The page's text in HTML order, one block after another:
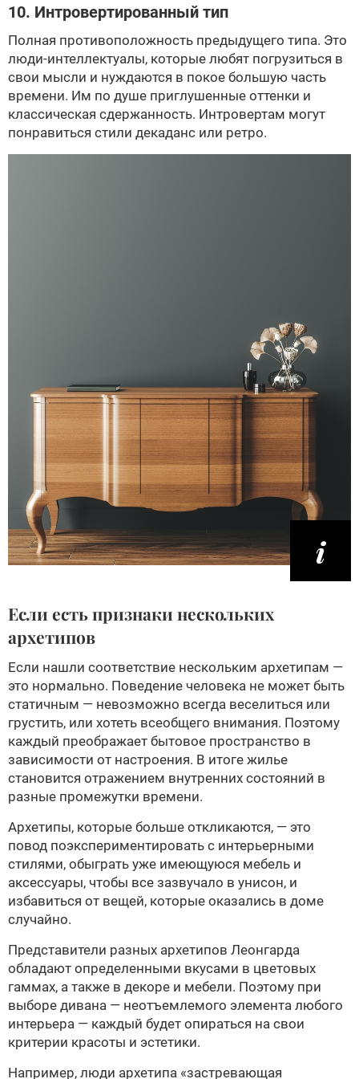
10. Интровертированный тип
Полная противоположность предыдущего типа. Это
люди-интеллектуалы, которые любят погрузиться в
свои мысли и нуждаются в покое большую часть
времени. Им по душе приглушенные оттенки и
классическая сдержанность. Интровертам могут
понравиться стили декаданс или ретро.
Если есть признаки нескольких
архетипов
Если нашли соответствие нескольким архетипам —
это нормально. Поведение человека не может быть
статичным — невозможно всегда веселиться или
грустить, или хотеть всеобщего внимания. Поэтому
каждый преображает бытовое пространство в
зависимости от настроения. В итоге жилье
становится отражением внутренних состояний в
разные промежутки времени.
Архетипы, которые больше откликаются, — это
повод поэкспериментировать с интерьерными
стилями, обыграть уже имеющуюся мебель и
аксессуары, чтобы все зазвучало в унисон, и
избавиться от вещей, которые оказались в доме
случайно.
Представители разных архетипов Леонгарда
обладают определенными вкусами в цветовых
гаммах, а также в декоре и мебели. Поэтому при
выборе дивана — неотъемлемого элемента любого
интерьера — каждый будет опираться на свои
критерии красоты и эстетики.
Например, люди архетипа «застревающая